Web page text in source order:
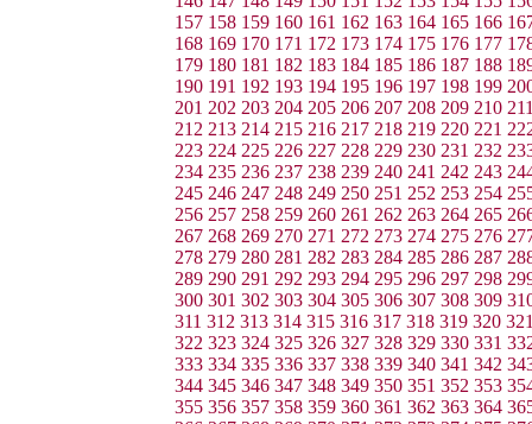
157 158 159 160 161 162 163 164 165 166
168 169 170 171 172 173 174 175 176 177
179 180 181 182 183 184 185 186 187 188
190 191 192 193 194 195 196 197 198 199
201 202 203 204 205 206 207 208 209 210
212 213 214 215 216 217 218 219 220 221
223 224 225 226 227 228 229 230 231 232
234 235 236 237 238 239 240 241 242 243
245 246 247 248 249 250 251 252 253 254
256 257 258 259 260 261 262 263 264 265
267 268 269 270 271 272 273 274 275 276
278 279 280 281 282 283 284 285 286 287
289 290 291 292 293 294 295 296 297 298
300 301 302 303 304 305 306 307 308 309
311 312 313 314 315 316 317 318 319 320
322 323 324 325 326 327 328 329 330 331
333 334 335 336 337 338 339 340 341 342
344 345 346 347 348 349 350 351 352 353
355 356 357 358 359 360 361 362 363 364